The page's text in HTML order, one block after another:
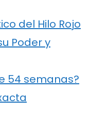
del Hilo Rojo
Poder y
54 semanas?